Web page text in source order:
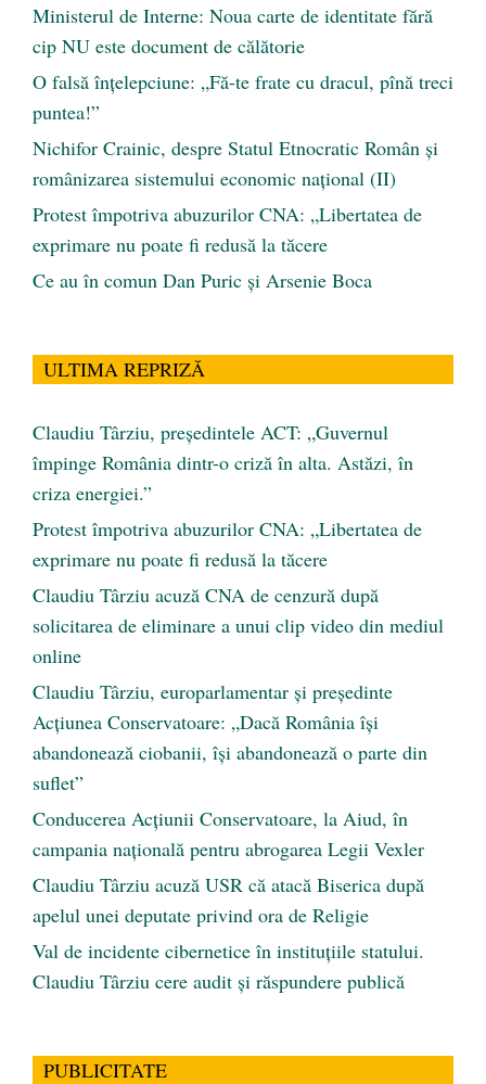
Ministerul de Interne: Noua carte de identitate fără
cip NU este document de călătorie
O falsă înțelepciune: „Fă-te frate cu dracul, pînă treci
puntea!”
Nichifor Crainic, despre Statul Etnocratic Român şi
românizarea sistemului economic naţional (II)
Protest împotriva abuzurilor CNA: „Libertatea de
exprimare nu poate fi redusă la tăcere
Ce au în comun Dan Puric şi Arsenie Boca
ULTIMA REPRIZĂ
Claudiu Târziu, președintele ACT: „Guvernul
împinge România dintr-o criză în alta. Astăzi, în
criza energiei.”
Protest împotriva abuzurilor CNA: „Libertatea de
exprimare nu poate fi redusă la tăcere
Claudiu Târziu acuză CNA de cenzură după
solicitarea de eliminare a unui clip video din mediul
online
Claudiu Târziu, europarlamentar și președinte
Acțiunea Conservatoare: „Dacă România își
abandonează ciobanii, își abandonează o parte din
suflet”
Conducerea Acțiunii Conservatoare, la Aiud, în
campania națională pentru abrogarea Legii Vexler
Claudiu Târziu acuză USR că atacă Biserica după
apelul unei deputate privind ora de Religie
Val de incidente cibernetice în instituțiile statului.
Claudiu Târziu cere audit și răspundere publică
PUBLICITATE